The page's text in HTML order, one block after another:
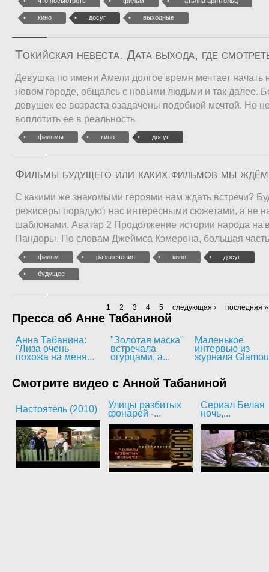
кино досуг выходные
Токийская невеста. Дата выхода, где
Девушка по имени Амели долгое время мечтает начать
новом городе, общаясь с новыми людьми и так далее.
девушек ее возраста озадачены подобной мечтой. Но
воплотить ее в реальность
фильмы кино досуг
Фильмы будущего или каких фильмов мы
С какими же знакомыми героями нам ждать встречи?
режисеры порадуют нас интересными сюжетами, а не
шаблонами. Аватар 2 Продолжение истории народа
Пандоры. По словам Джеймса Кэмерона, большая
фильм развлечения кино досуг
будущее
1 2 3 4 5 следующая › последняя »
Пресса об Анне Табаниной
Анна Табанина:
"Лиза очень
похожа на меня...
"Золотая маска"
встречала
огурцами, а...
Маленькое
интервью из
журнала
Смотрите видео с Анной Табаниной
Настоятель (2010)
Улицы разбитых
фонарей -...
Сериал Белая
ночь,...